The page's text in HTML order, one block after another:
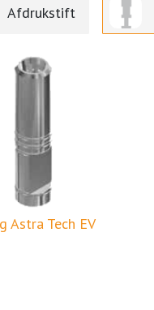
Afdrukstift
Astra Tech EV